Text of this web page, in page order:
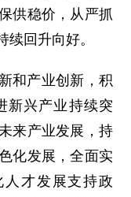
供稳价，从严抓
回升向好。
和产业创新，积
新兴产业持续突
来产业发展，持
化发展，全面实
人才发展支持政